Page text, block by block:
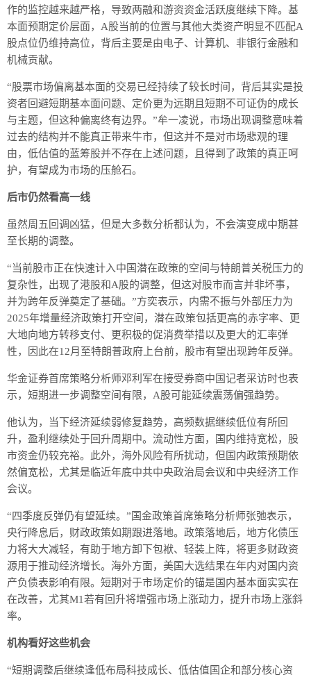
作的监控越来越严格，导致两融和游资资金活跃度继续下降。基
本面预期定价层面，A股当前的位置与其他大类资产明显不匹配A
股点位仍维持高位，背后主要是由电子、计算机、非银行金融和
机械贡献。
“股票市场偏离基本面的交易已经持续了较长时间，背后其实是投
资者回避短期基本面问题、定价更为远期且短期不可证伪的成长
与主题，但这种偏离终有边界。”牟一凌说，市场出现调整意味着
过去的结构并不能真正带来牛市，但这并不是对市场悲观的理
由，低估值的蓝筹股并不存在上述问题，且得到了政策的真正呵
护，有望成为市场的压舱石。
后市仍然看高一线
虽然周五回调凶猛，但是大多数分析都认为，不会演变成中期甚
至长期的调整。
“当前股市正在快速计入中国潜在政策的空间与特朗普关税压力的
复杂性，出现了港股和A股的调整，但这对股市而言并非坏事，
并为跨年反弹奠定了基础。”方奕表示，内需不振与外部压力为
2025年增量经济政策打开空间，潜在政策包括更高的赤字率、更
大地向地方转移支付、更积极的促消费举措以及更大的汇率弹
性，因此在12月至特朗普政府上台前，股市有望出现跨年反弹。
华金证券首席策略分析师邓利军在接受券商中国记者采访时也表
示，短期进一步调整空间有限，A股可能延续震荡偏强趋势。
他认为，当下经济延续弱修复趋势，高频数据继续低位有所回
升，盈利继续处于回升周期中。流动性方面，国内维持宽松，股
市资金仍较充裕。此外，海外风险有所扰动，但国内政策预期依
然偏宽松，尤其是临近年底中共中央政治局会议和中央经济工作
会议。
“四季度反弹仍有望延续。”国金政策首席策略分析师张弛表示，
央行降息后，财政政策如期跟进落地。政策落地后，地方化债压
力将大大减轻，有助于地方卸下包袱、轻装上阵，将更多财政资
源用于推动经济增长。海外方面，美国大选结果在年内对国内资
产负债表影响有限。短期对于市场定价的锚是国内基本面实实在
在改善，尤其M1若有回升将增强市场上涨动力，提升市场上涨斜
率。
机构看好这些机会
“短期调整后继续逢低布局科技成长、低估值国企和部分核心资